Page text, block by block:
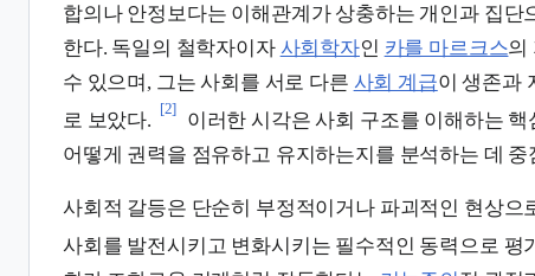
합의나 안정보다는 이해관계가 상충하는 개인과 집단
한다. 독일의 철학자이자 사회학자인 카를 마르크스의
수 있으며, 그는 사회를 서로 다른 사회 계급이 생존과
로 보았다.
[2]
이러한 시각은 사회 구조를 이해하는
어떻게 권력을 점유하고 유지하는지를 분석하는 데 중
사회적 갈등은 단순히 부정적이거나 파괴적인 현상으
사회를 발전시키고 변화시키는 필수적인 동력으로 평